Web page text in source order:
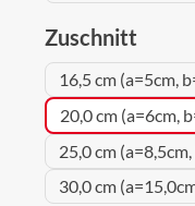
Zuschnitt
16,5 cm (a=5cm,
20,0 cm (a=6cm,
25,0 cm
30,0 cm